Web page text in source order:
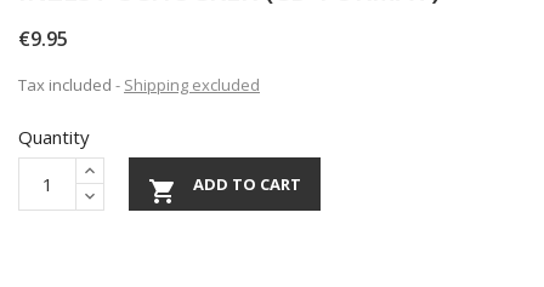
€9.95
Tax included Shipping excluded
Quantity
 ADD TO CART